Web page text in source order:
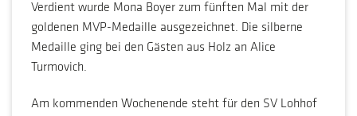
Verdient wurde Mona Boyer zum fünften Mal mit der
goldenen MVP-Medaille ausgezeichnet. Die silberne
Medaille ging bei den Gästen aus Holz an Alice
Turmovich.
Am kommenden Wochenende steht für den SV Lohhof